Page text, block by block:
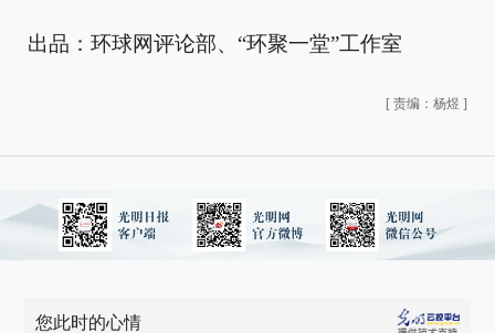
出品：环球网评论部、“环聚一堂”工作室
[ 责编：杨煜 ]
您此时的心情